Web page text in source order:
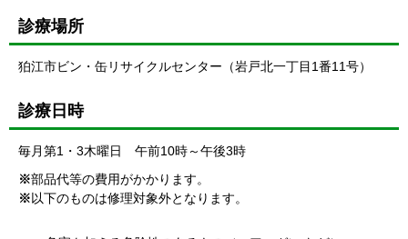
診療場所
狛江市ビン・缶リサイクルセンター（岩戸北一丁目1番11号）
診療日時
毎月第1・3木曜日 午前10時～午後3時
※部品代等の費用がかかります。
※以下のものは修理対象外となります。